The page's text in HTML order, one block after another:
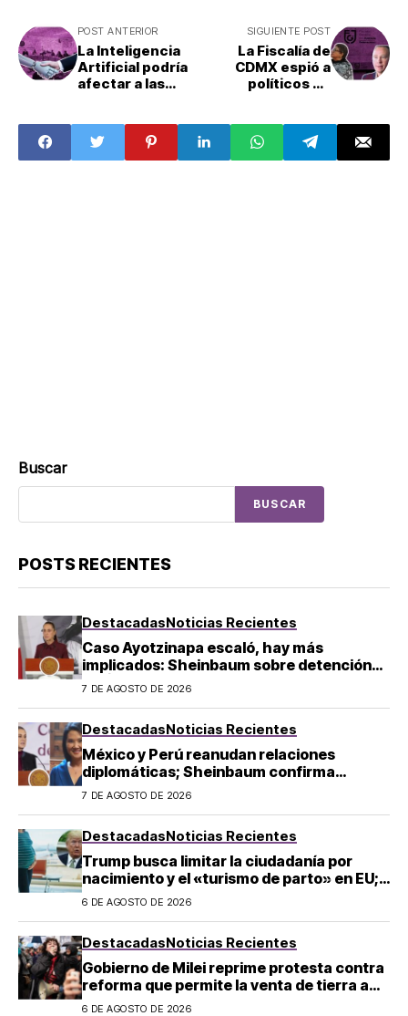
POST ANTERIOR
La Inteligencia
Artificial podría
afectar a las
SIGUIENTE POST
La Fiscalía de
CDMX espió a
políticos de
Buscar
BUSCAR
POSTS RECIENTES
DestacadasNoticias Recientes
Caso Ayotzinapa escaló, hay más
implicados: Sheinbaum sobre detención
de Ángel Aguirre
7 DE AGOSTO DE 2026
DestacadasNoticias Recientes
México y Perú reanudan relaciones
diplomáticas; Sheinbaum confirma
llegada de Betssy Chávez al país
7 DE AGOSTO DE 2026
DestacadasNoticias Recientes
Trump busca limitar la ciudadanía por
nacimiento y el «turismo de parto» en EU;
¿a quién afecta?
6 DE AGOSTO DE 2026
DestacadasNoticias Recientes
Gobierno de Milei reprime protesta contra
reforma que permite la venta de tierra a
extranjeros en Argentina
6 DE AGOSTO DE 2026